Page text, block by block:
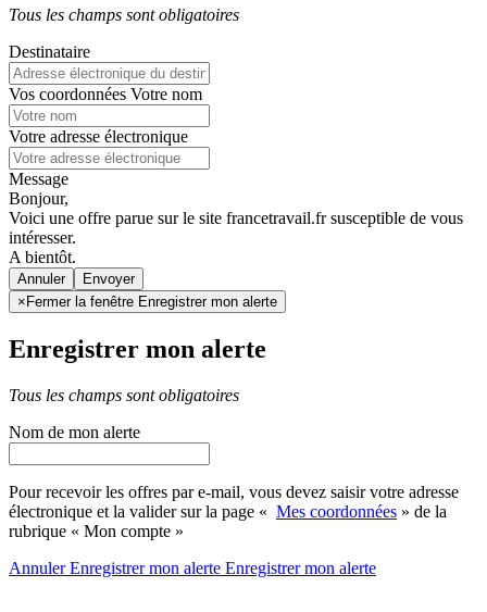
Tous les champs sont obligatoires
Destinataire
Vos coordonnées Votre nom
Votre adresse électronique
Message
Bonjour,
Voici une offre parue sur le site francetravail.fr susceptible de vous
intéresser.
A bientôt.
Annuler
× Fermer la fenêtre Enregistrer mon alerte
Enregistrer mon alerte
Tous les champs sont obligatoires
Nom de mon alerte
Pour recevoir les offres par e-mail, vous devez saisir votre adresse
électronique et la valider sur la page « Mes coordonnées » de la
rubrique « Mon compte »
AnnulerEnregistrer mon alerte Enregistrermon alerte